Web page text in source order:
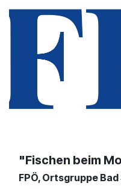
"Fischen beim
FPÖ, Ortsgruppe